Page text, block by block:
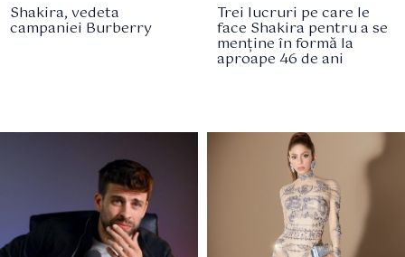
Shakira, vedeta
campaniei Burberry
Trei lucruri pe care le
face Shakira pentru a se
menține în formă la
aproape 46 de ani